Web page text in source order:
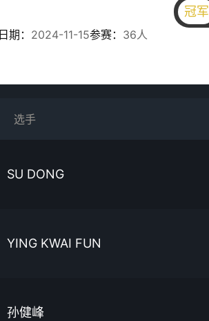
日期： 2024-11-15参赛： 36人
冠军
选手
SU DONG
YING KWAI FUN
孙健峰